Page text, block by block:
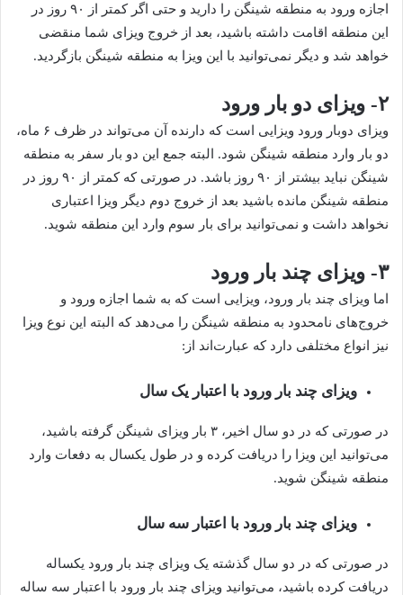
اجازه ورود به منطقه شینگن را دارید و حتی اگر کمتر از ۹۰ روز در
این منطقه اقامت داشته باشید، بعد از خروج ویزای شما منقضی
خواهد شد و دیگر نمی‌توانید با این ویزا به منطقه شینگن بازگردید.
۲- ویزای دو بار ورود
ویزای دوبار ورود ویزایی است که دارنده آن می‌تواند در ظرف ۶ ماه،
دو بار وارد منطقه شینگن شود. البته جمع این دو بار سفر به منطقه
شینگن نباید بیشتر از ۹۰ روز باشد. در صورتی که کمتر از ۹۰ روز در
منطقه شینگن مانده باشید بعد از خروج دوم دیگر ویزا اعتباری
نخواهد داشت و نمی‌توانید برای بار سوم وارد این منطقه شوید.
۳- ویزای چند بار ورود
اما ویزای چند بار ورود، ویزایی است که به شما اجازه ورود و
خروج‌های نامحدود به منطقه شینگن را می‌دهد که البته این نوع ویزا
نیز انواع مختلفی دارد که عبارت‌اند از:
ویزای چند بار ورود با اعتبار یک سال
در صورتی که در دو سال اخیر، ۳ بار ویزای شینگن گرفته باشید،
می‌توانید این ویزا را دریافت کرده و در طول یکسال به دفعات وارد
منطقه شینگن شوید.
ویزای چند بار ورود با اعتبار سه سال
در صورتی که در دو سال گذشته یک ویزای چند بار ورود یکساله
دریافت کرده باشید،‌ می‌توانید ویزای چند بار ورود با اعتبار سه ساله